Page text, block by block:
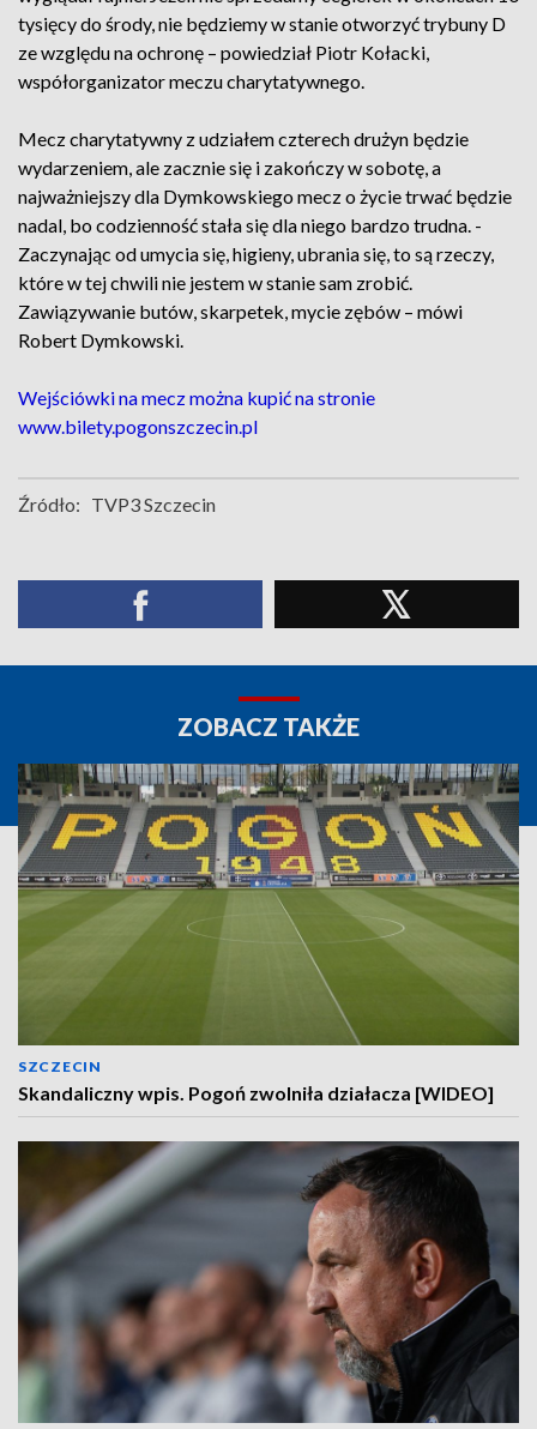
tysięcy do środy, nie będziemy w stanie otworzyć trybuny D
ze względu na ochronę – powiedział Piotr Kołacki,
współorganizator meczu charytatywnego.
Mecz charytatywny z udziałem czterech drużyn będzie
wydarzeniem, ale zacznie się i zakończy w sobotę, a
najważniejszy dla Dymkowskiego mecz o życie trwać będzie
nadal, bo codzienność stała się dla niego bardzo trudna. -
Zaczynając od umycia się, higieny, ubrania się, to są rzeczy,
które w tej chwili nie jestem w stanie sam zrobić.
Zawiązywanie butów, skarpetek, mycie zębów – mówi
Robert Dymkowski.
Wejściówki na mecz można kupić na stronie
www.bilety.pogonszczecin.pl
Źródło: TVP3 Szczecin
ZOBACZ TAKŻE
SZCZECIN
Skandaliczny wpis. Pogoń zwolniła działacza [WIDEO]